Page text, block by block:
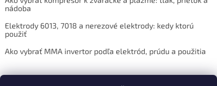
nádoba
Elektrody 6013, 7018 a nerezové elektrody: kedy ktorú
použiť
Ako vybrať MMA invertor podľa elektród, prúdu a použitia